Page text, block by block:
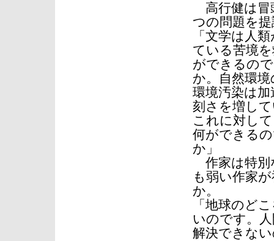
高行健は冒
つの問題を
「文学は人
ている苦境
ができるの
か。自然環
環境汚染は加
刻さを増し
これに対し
何ができる
か」
作家は特別
も弱い作家
か。
「地球のど
いのです。
解決できな